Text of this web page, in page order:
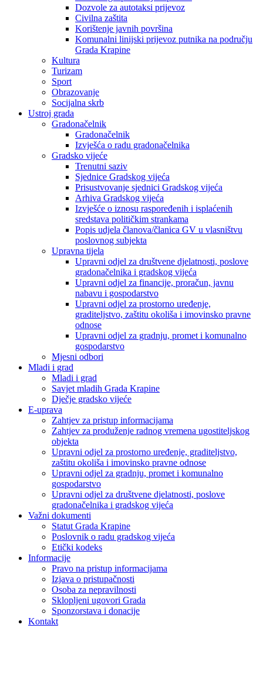
Dozvole za autotaksi prijevoz
Civilna zaštita
Korištenje javnih površina
Komunalni linijski prijevoz putnika na području
Grada Krapine
Kultura
Turizam
Sport
Obrazovanje
Socijalna skrb
Ustroj grada
Gradonačelnik
Gradonačelnik
Izvješća o radu gradonačelnika
Gradsko vijeće
Trenutni saziv
Sjednice Gradskog vijeća
Prisustvovanje sjednici Gradskog vijeća
Arhiva Gradskog vijeća
Izvješće o iznosu raspoređenih i isplaćenih
sredstava političkim strankama
Popis udjela članova/članica GV u vlasništvu
poslovnog subjekta
Upravna tijela
Upravni odjel za društvene djelatnosti, poslove
gradonačelnika i gradskog vijeća
Upravni odjel za financije, proračun, javnu
nabavu i gospodarstvo
Upravni odjel za prostorno uređenje,
graditeljstvo, zaštitu okoliša i imovinsko pravne
odnose
Upravni odjel za gradnju, promet i komunalno
gospodarstvo
Mjesni odbori
Mladi i grad
Mladi i grad
Savjet mladih Grada Krapine
Dječje gradsko vijeće
E-uprava
Zahtjev za pristup informacijama
Zahtjev za produženje radnog vremena ugostiteljskog
objekta
Upravni odjel za prostorno uređenje, graditeljstvo,
zaštitu okoliša i imovinsko pravne odnose
Upravni odjel za gradnju, promet i komunalno
gospodarstvo
Upravni odjel za društvene djelatnosti, poslove
gradonačelnika i gradskog vijeća
Važni dokumenti
Statut Grada Krapine
Poslovnik o radu gradskog vijeća
Etički kodeks
Informacije
Pravo na pristup informacijama
Izjava o pristupačnosti
Osoba za nepravilnosti
Sklopljeni ugovori Grada
Sponzorstava i donacije
Kontakt